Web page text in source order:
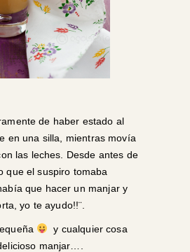
de haber estado al
en una silla, mientras movía
las leches. Desde antes de
que el suspiro tomaba
que hacer un manjar y
yo te ayudo!!¨.
y cualquier cosa
manjar….